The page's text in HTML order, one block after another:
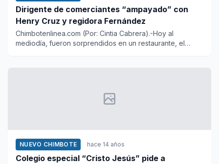
Dirigente de comerciantes “ampayado” con
Henry Cruz y regidora Fernández
Chimbotenlinea.com (Por: Cintia Cabrera).-Hoy al
mediodía, fueron sorprendidos en un restaurante, el
NUEVO CHIMBOTE hace 14 años
Colegio especial “Cristo Jesús” pide a